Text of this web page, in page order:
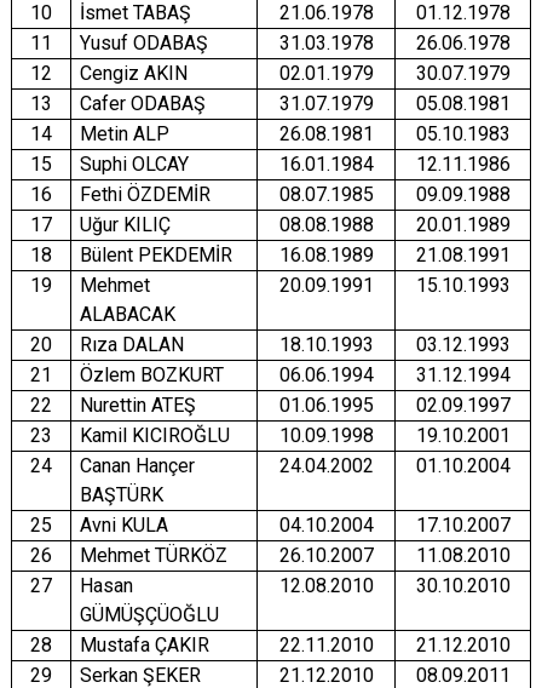
10
İsmet TABAŞ 21.06.1978
01.12.1978
11
Yusuf ODABAŞ 31.03.1978
26.06.1978
12
Cengiz AKIN 02.01.1979
30.07.1979
13
Cafer ODABAŞ 31.07.1979
05.08.1981
14
Metin ALP 26.08.1981
05.10.1983
15
Suphi OLCAY 16.01.1984
12.11.1986
16
Fethi ÖZDEMİR 08.07.1985
09.09.1988
17
Uğur KILIÇ 08.08.1988
20.01.1989
18
Bülent PEKDEMİR 16.08.1989
21.08.1991
19
Mehmet
ALABACAK
20.09.1991 15.10.1993
20 Rıza DALAN 18.10.1993
03.12.1993
21
Özlem BOZKURT 06.06.1994
31.12.1994
22
Nurettin ATEŞ 01.06.1995
02.09.1997
23
Kamil KICIROĞLU 10.09.1998
19.10.2001
24
Canan Hançer
BAŞTÜRK
24.04.2002 01.10.2004
25 Avni KULA 04.10.2004
17.10.2007
26
Mehmet TÜRKÖZ 26.10.2007
11.08.2010
27
Hasan
GÜMÜŞÇÜOĞLU
12.08.2010 30.10.2010
28 Mustafa ÇAKIR 22.11.2010
21.12.2010
29
Serkan ŞEKER 21.12.2010
08.09.2011